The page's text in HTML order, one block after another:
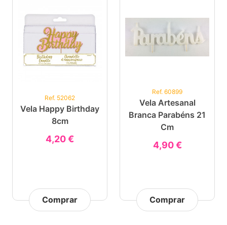
Ref. 52062
Vela Happy Birthday
8cm
4,20 €
Comprar
Ref. 60899
Vela Artesanal
Branca Parabéns 21
Cm
4,90 €
Comprar